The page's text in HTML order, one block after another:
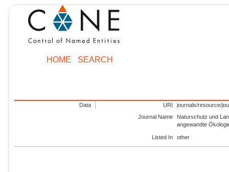
HOME SEARCH
Data URI
journals/resource/
Journal Name
Naturschutz und
angewandte
Listed In other